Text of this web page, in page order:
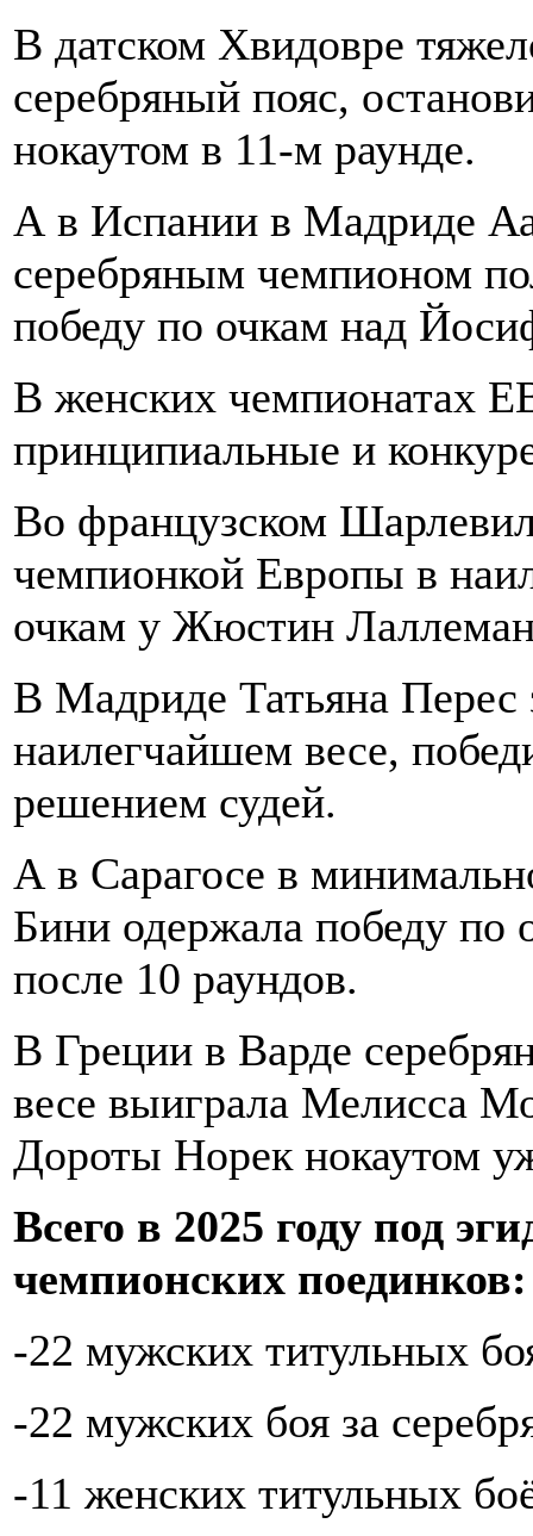
В датском Хвидовре
серебряный пояс,
нокаутом в 11-м раунде.
А в Испании в Мадриде
серебряным чемпионом
победу по очкам над
В женских чемпионатах
принципиальные и
Во французском
чемпионкой Европы в
очкам у Жюстин
В Мадриде Татьяна Перес
наилегчайшем весе,
решением судей.
А в Сарагосе в
Бини одержала победу по
после 10 раундов.
В Греции в Варде
весе выиграла Мелисса
Дороты Норек нокаутом
Всего в 2025 году под
чемпионских поединков:
-22 мужских титульных
-22 мужских боя за
-11 женских титульных